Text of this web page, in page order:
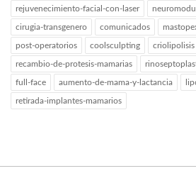
rejuvenecimiento-facial-con-laser
cirugia-transgenero comunicados
post-operatorios coolsculpting criolipolisis
recambio-de-protesis-mamarias
full-face aumento-de-mama-y-lactancia
retirada-implantes-mamarios